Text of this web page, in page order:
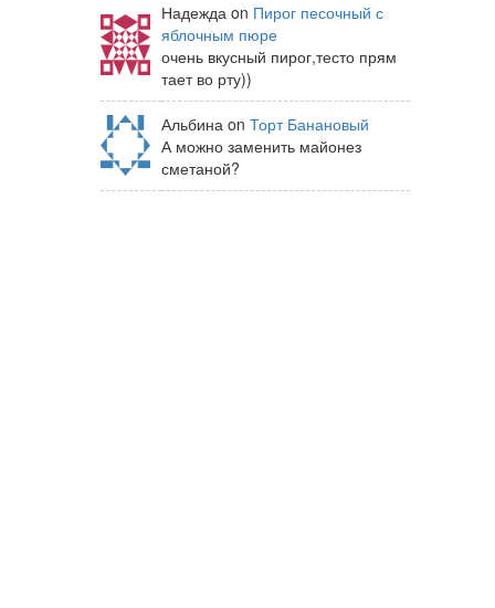
Надежда on Пирог песочный с
яблочным пюре
очень вкусный пирог,тесто прям
тает во рту))
Альбина on Торт Банановый
А можно заменить майонез
сметаной?